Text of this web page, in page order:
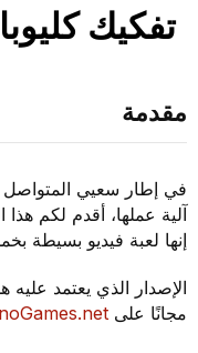
تفكيك
مقدمة
في إطار سعيي
إنها لعبة فيديو بسيطة
الإصدار الذي يعتمد عليه
مجانًا على